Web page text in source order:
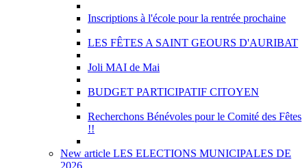
Inscriptions à l'école pour la rentrée prochaine
LES FÊTES A SAINT GEOURS D'AURIBAT
Joli MAI de Mai
BUDGET PARTICIPATIF CITOYEN
Recherchons Bénévoles pour le Comité des Fêtes
!!
New article LES ELECTIONS MUNICIPALES DE
2026